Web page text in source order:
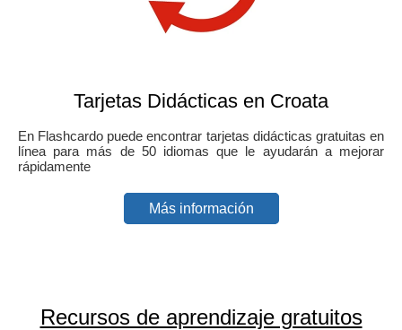
Tarjetas Didácticas en Croata
En Flashcardo puede encontrar tarjetas didácticas gratuitas en
línea para más de 50 idiomas que le ayudarán a mejorar
rápidamente
Más información
Recursos de aprendizaje gratuitos